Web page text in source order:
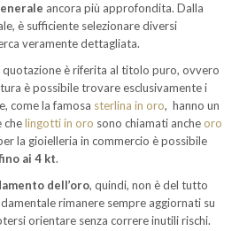
ancora più approfondita. Dalla
è sufficiente selezionare diversi
veramente dettagliata.
quotazione è riferita al titolo puro, ovvero
è possibile trovare esclusivamente i
come la famosa sterlina in oro, hanno un
chelingotti in oro sono chiamati anche oro
la gioielleria in commercio è possibile
ai 4 kt.
dell’oro, quindi, non è del tutto
rimanere sempre aggiornati su
orientare senza correre inutili rischi.